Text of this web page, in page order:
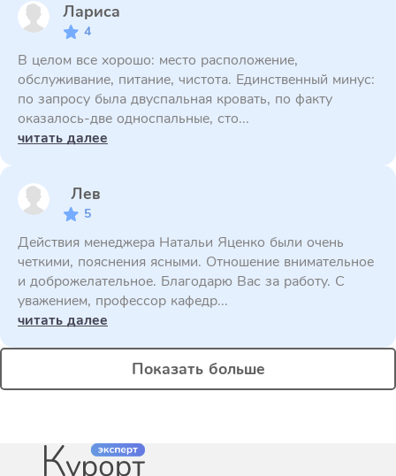
Лариса
4
В целом все хорошо: место расположение,
обслуживание, питание, чистота. Единственный минус:
по запросу была двуспальная кровать, по факту
оказалось-две односпальные, сто...
читать далее
Лев
5
Действия менеджера Натальи Яценко были очень
четкими, пояснения ясными. Отношение внимательное
и доброжелательное. Благодарю Вас за работу. С
уважением, профессор кафедр...
читать далее
Показать больше